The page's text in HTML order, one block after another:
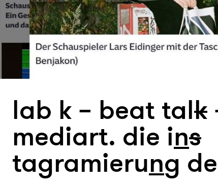
lab k – beat talk
mediart. die ins
tagramierung